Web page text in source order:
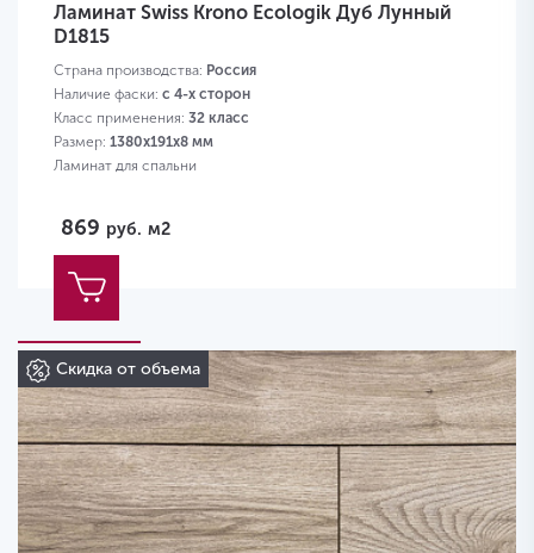
Ламинат Swiss Krono Ecologik Дуб Лунный
D1815
Страна производства: Россия
Наличие фаски: с 4-х сторон
Класс применения: 32 класс
Размер: 1380х191х8 мм
Ламинат для спальни
869 руб. м2
Скидка от объема